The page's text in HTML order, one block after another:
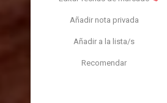
Añadir nota privada
Añadir a la lista/s
Recomendar